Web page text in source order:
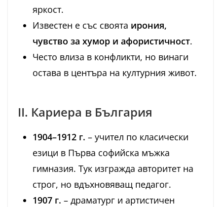
яркост.
Известен е със своята ирония,
чувство за хумор и афористичност.
Често влиза в конфликти, но винаги
остава в центъра на културния живот.
II. Кариера в България
1904–1912 г. – учител по класически
езици в Първа софийска мъжка
гимназия. Тук изгражда авторитет на
строг, но вдъхновяващ педагог.
1907 г. – драматург и артистичен